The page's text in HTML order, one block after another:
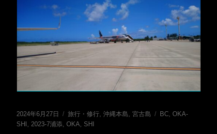
投
稿
2024年6月27日
カ
テ
旅行・修行,沖縄本島,宮古島
タ
BC,OKA-
SHI ,2023-7浦添,OKA, SHI